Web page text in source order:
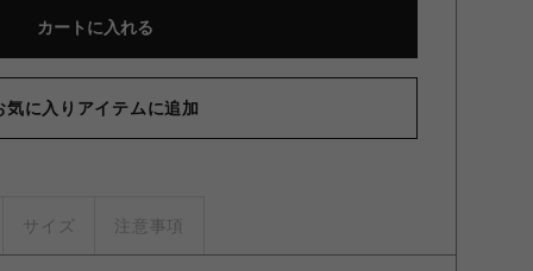
カートに入れる
気に入りアイテムに追加
サイズ 注意事項